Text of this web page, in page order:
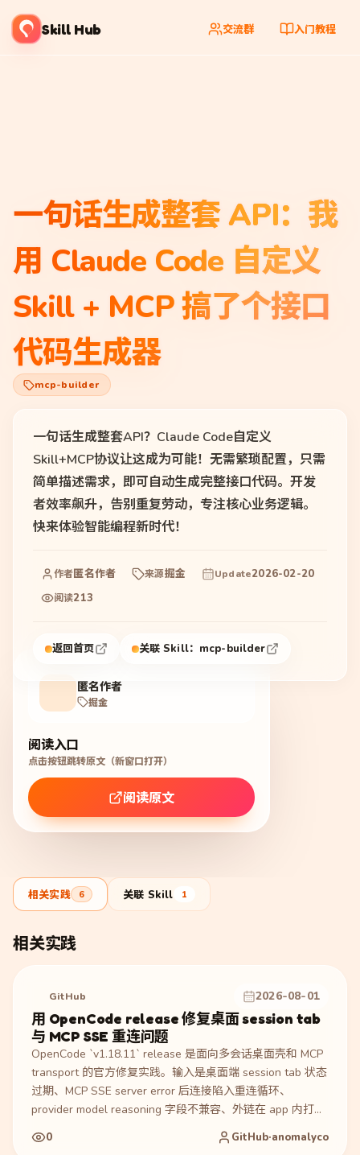
Skill Hub 交流群 入门教程
一句话生成整套 API：我
用 Claude Code 自定义
Skill + MCP 搞了个接口
代码生成器
mcp-builder
一句话生成整套API？Claude Code自定义
Skill+MCP协议让这成为可能！无需繁琐配置，只需
简单描述需求，即可自动生成完整接口代码。开发
者效率飙升，告别重复劳动，专注核心业务逻辑。
快来体验智能编程新时代！
作者匿名作者 来源掘金 Update2026-02-20
阅读213
返回首页 关联 Skill： mcp-builder
匿名作者
掘金
阅读入口
点击按钮跳转原文（新窗口打开）
阅读原文
相关实践 6 关联 Skill 1
相关实践
GitHub 2026-08-01
用 OpenCode release 修复桌面 session tab
与 MCP SSE 重连问题
OpenCode `v1.18.11` release 是面向多会话桌面壳和 MCP
transport 的官方修复实践。输入是桌面端 session tab 状态
过期、MCP SSE server error 后连接陷入重连循环、
provider model reasoning 字段不兼容、外链在 app 内打开
等真实问题。执行过程是升级到 `v1.18.11`，吸收
Core/Desktop bugfix：修复 MCP SSE error response
0 GitHub·anomalyco